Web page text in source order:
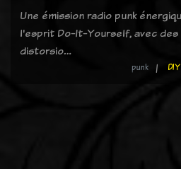
Une émission radio punk
l'esprit Do-It-Yourself, avec des
distorsio…
punk